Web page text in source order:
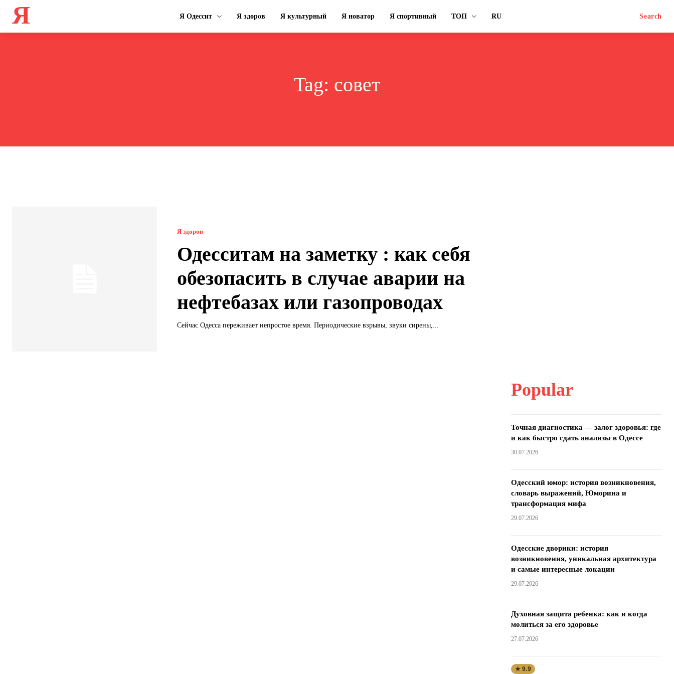
Я Я Одессит Я здоров Я культурный Я новатор Я спортивный ТОП RU Search
Tag: совет
Я здоров
Одесситам на заметку : как себя
обезопасить в случае аварии на
нефтебазах или газопроводах
Сейчас Одесса переживает непростое время. Периодические взрывы, звуки сирены,...
Popular
Точная диагностика — залог здоровья: где
и как быстро сдать анализы в Одессе
30.07.2026
Одесский юмор: история возникновения,
словарь выражений, Юморина и
трансформация мифа
29.07.2026
Одесские дворики: история
возникновения, уникальная архитектура
и самые интересные локации
29.07.2026
Духовная защита ребенка: как и когда
молиться за его здоровье
27.07.2026
★ 9.9